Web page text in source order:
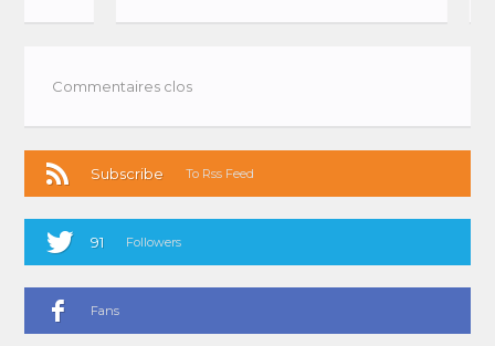
Commentaires clos
Subscribe To Rss Feed
91 Followers
Fans